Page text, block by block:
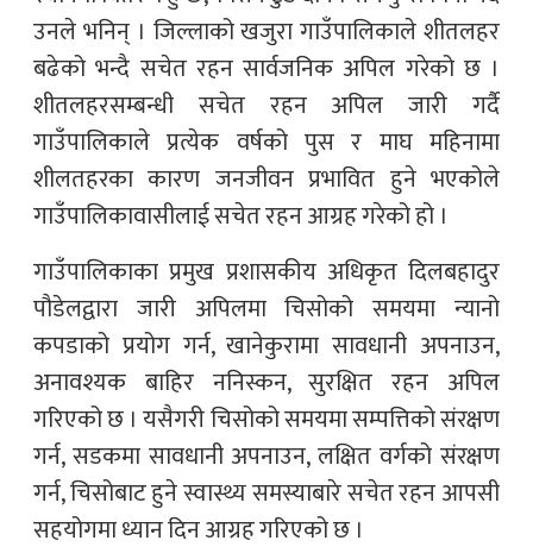
उनले भनिन् । जिल्लाको खजुरा गाउँपालिकाले शीतलहर
बढेको भन्दै सचेत रहन सार्वजनिक अपिल गरेको छ ।
शीतलहरसम्बन्धी सचेत रहन अपिल जारी गर्दै
गाउँपालिकाले प्रत्येक वर्षको पुस र माघ महिनामा
शीलतहरका कारण जनजीवन प्रभावित हुने भएकोले
गाउँपालिकावासीलाई सचेत रहन आग्रह गरेको हो ।
गाउँपालिकाका प्रमुख प्रशासकीय अधिकृत दिलबहादुर
पौडेलद्वारा जारी अपिलमा चिसोको समयमा न्यानो
कपडाको प्रयोग गर्न, खानेकुरामा सावधानी अपनाउन,
अनावश्यक बाहिर ननिस्कन, सुरक्षित रहन अपिल
गरिएको छ । यसैगरी चिसोको समयमा सम्पत्तिको संरक्षण
गर्न, सडकमा सावधानी अपनाउन, लक्षित वर्गको संरक्षण
गर्न, चिसोबाट हुने स्वास्थ्य समस्याबारे सचेत रहन आपसी
सहयोगमा ध्यान दिन आग्रह गरिएको छ ।